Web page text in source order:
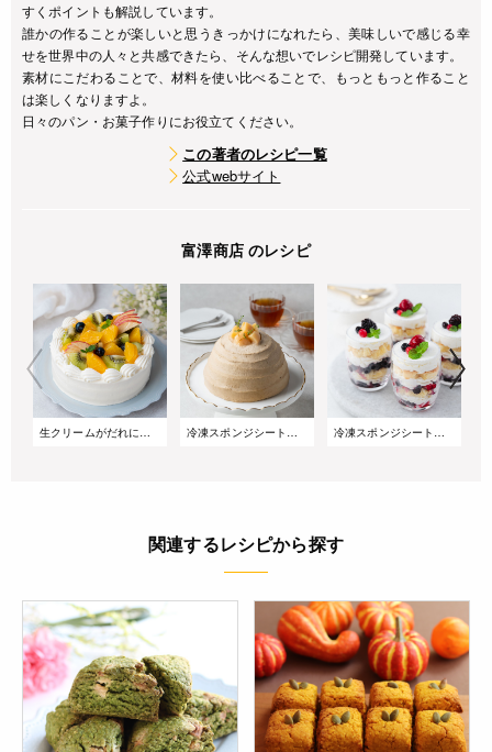
すくポイントも解説しています。
誰かの作ることが楽しいと思うきっかけになれたら、美味しいで感じる幸
せを世界中の人々と共感できたら、そんな想いでレシピ開発しています。
素材にこだわることで、材料を使い比べることで、もっともっと作ること
は楽しくなりますよ。
日々のパン・お菓子作りにお役立てください。
この著者のレシピ一覧
公式webサイト
富澤商店 のレシピ
生クリームがだれにくい!サマーショートケーキ 冷凍スポンジシートで簡単!桃とアールグレイのズコットケーキ 冷凍スポンジシートで簡単!重ねるだけのベリーグラスケーキ
関連するレシピから探す